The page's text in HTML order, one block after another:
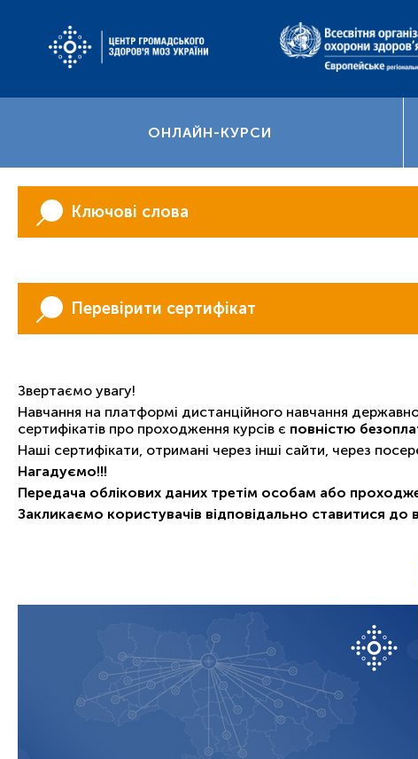
ОНЛАЙН-КУРСИ
Ключові слова
Перевірити сертифікат
Звертаємо увагу!
Навчання на платформі дистанційного навчання
сертифікатів про проходження курсів є повністю
Наші сертифікати, отримані через інші сайти, через
Нагадуємо!!!
Передача облікових даних третім особам або
Закликаємо користувачів відповідально ставитися